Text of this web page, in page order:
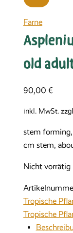
Farne
old
90,00 €
inkl. MwSt.
stem
cm stem,
Nicht vorrätig
Tropische
Tropische